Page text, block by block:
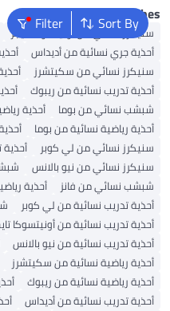
Sort By
Filter Popular
سنيكرز نسائي من أونيتسوكا تايجر
أحذية جري نسائية من أديداس
سنيكرز نسائي من سكيتشرز
أحذية تدريب نسائية من ريبوك
شبشب نسائي من بوما
أحذية
أحذية رياضية نسائية من بوما
سنيكرز نسائي من لي كوبر
أحذية
سنيكرز نسائي من نيو بالانس
شبشب نسائي من فانز
أحذية
أحذية تدريب نسائية من لي كوبر
أحذية تدريب نسائية من أونيتسوكا تايجر
أحذية تدريب نسائية من نيو بالانس
أحذية رياضية نسائية من سكيتشرز
أحذية رياضية نسائية من ريبوك
أحذية تدريب نسائية من أديداس